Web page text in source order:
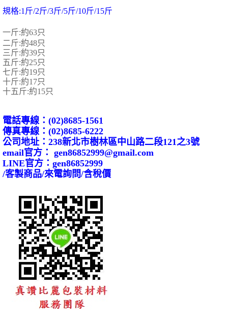
規格:1斤/2斤/3斤/5斤/10斤/15斤
一斤:約63只
二斤:約48只
三斤:約39只
五斤:約25只
七斤:約19只
十斤:約17只
十五斤:約15只
電話專線：(02)8685-1561
傳真專線：(02)8685-6222
公司地址：238新北市樹林區中山路二段121之3號
email官方： gen86852999@gmail.com
LINE官方：gen86852999
/客製商品/來電詢問/含稅價